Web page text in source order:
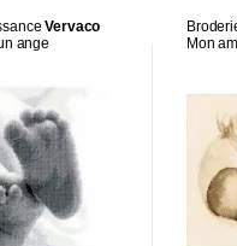
Vervaco
ange
Mon